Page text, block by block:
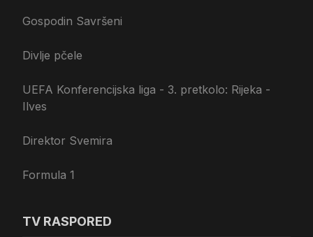
Gospodin Savršeni
Divlje pčele
UEFA Konferencijska liga - 3. pretkolo: Rijeka -
Ilves
Direktor Svemira
Formula 1
TV RASPORED